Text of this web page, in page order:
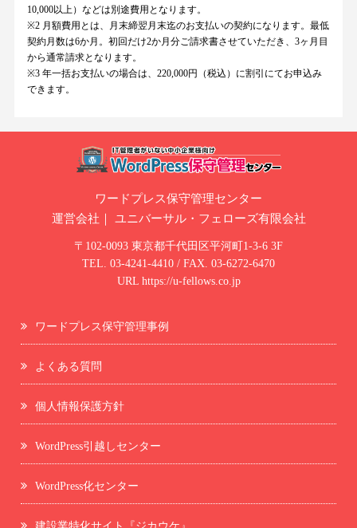
10,000以上）などは別途費用となります。
※2 月額費用とは、月末締翌月末迄のお支払いの契約になります。最低
契約月数は6か月。初回だけ2か月分ご請求書させていただき、3ヶ月目
から通常請求となります。
※3 年一括お支払いの場合は、220,000円（税込）に割引にてお申込み
できます。
ワードプレス保守管理センター
運営会社｜ ユニバーサル・フェローズ有限会社
〒102-0093 東京都千代田区平河町1-3-6 3F
TEL. 03-4241-4410 / FAX. 03-6272-6470
URL https://u-fellows.co.jp
ワードプレス保守管理事例
よくある質問
個人情報保護方針
WordPress引越しセンター
WordPress化センター
建設業特化サイト『ジカウケ』